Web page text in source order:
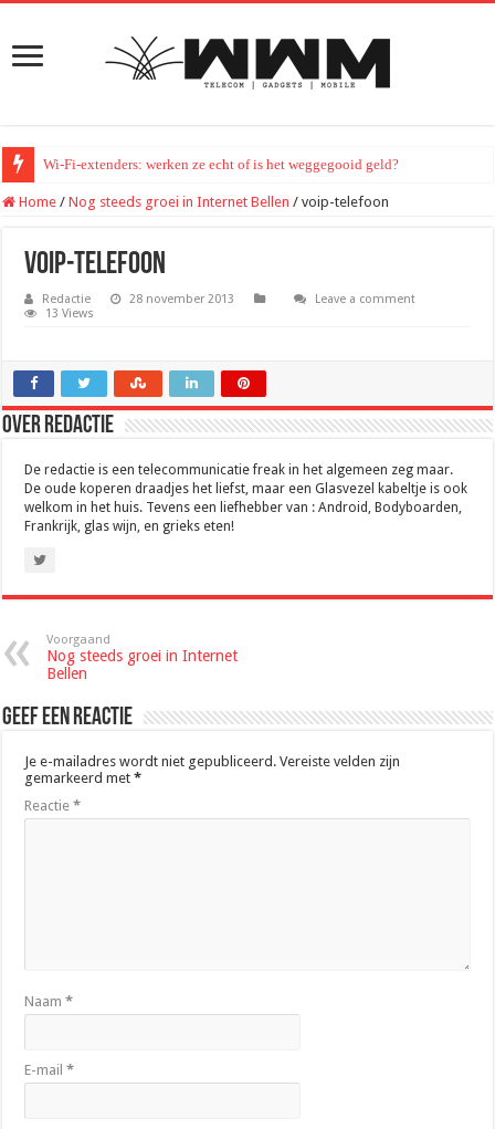
Wi-Fi-extenders: werken ze echt of is het weggegooid geld?
Home / Nog steeds groei in Internet Bellen / voip-telefoon
voip-telefoon
Redactie 28 november 2013
Leave a comment
13 Views
Over Redactie
De redactie is een telecommunicatie freak in het algemeen zeg maar.
De oude koperen draadjes het liefst, maar een Glasvezel kabeltje is ook
welkom in het huis. Tevens een liefhebber van : Android, Bodyboarden,
Frankrijk, glas wijn, en grieks eten!
Voorgaand
Nog steeds groei in Internet
Bellen
Geef een reactie
Je e-mailadres wordt niet gepubliceerd. Vereiste velden zijn
gemarkeerd met*
Reactie*
Naam*
E-mail*